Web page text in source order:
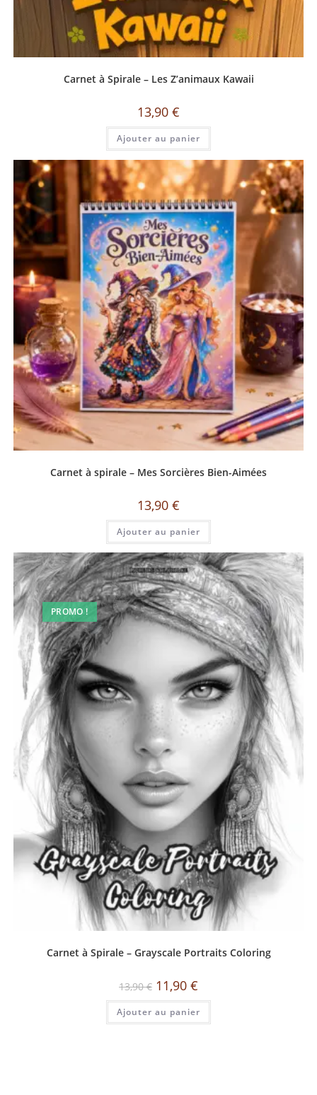
Carnet à Spirale – Les Z’animaux Kawaii
13,90 €
Ajouter au panier
Carnet à spirale – Mes Sorcières Bien-Aimées
13,90 €
Ajouter au panier
PROMO !
Carnet à Spirale – Grayscale Portraits Coloring
13,90€ 11,90 €
Ajouter au panier